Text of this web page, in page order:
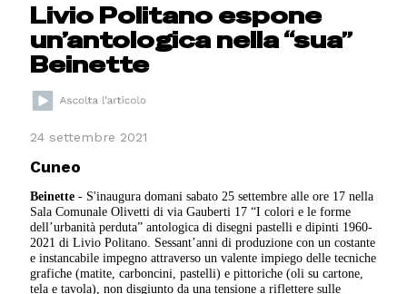
Livio Politano espone
un’antologica nella “sua”
Beinette
24 settembre 2021
Cuneo
Beinette - S'inaugura domani sabato 25 settembre alle ore 17 nella
Sala Comunale Olivetti di via Gauberti 17 “I colori e le forme
dell’urbanità perduta” antologica di disegni pastelli e dipinti 1960-
2021 di Livio Politano. Sessant’anni di produzione con un costante
e instancabile impegno attraverso un valente impiego delle tecniche
grafiche (matite, carboncini, pastelli) e pittoriche (oli su cartone,
tela e tavola), non disgiunto da una tensione a riflettere sulle